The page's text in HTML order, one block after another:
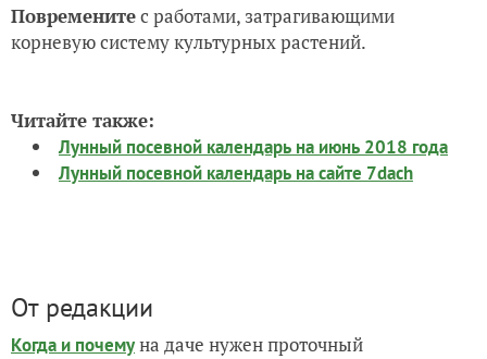
Повременитес работами, затрагивающими
корневую систему культурных растений.
Читайте также:
Лунный посевной календарь на июнь 2018 года
Лунный посевной календарь на сайте 7dach
От редакции
Когда и почемуна даче нужен проточный